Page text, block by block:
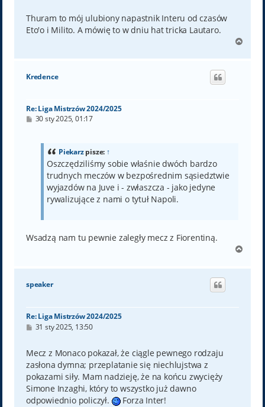
Thuram to mój ulubiony napastnik Interu od czasów
Eto'o i Milito. A mówię to w dniu hat tricka Lautaro.
g
Kredence
Re: Liga Mistrzów 2024/2025
P30 sty 2025, 01:17
Piekarzpisze: ↑
Oszczędziliśmy sobie właśnie dwóch bardzo
trudnych meczów w bezpośrednim sąsiedztwie
wyjazdów na Juve i - zwłaszcza - jako jedyne
rywalizujące z nami o tytuł Napoli.
Wsadzą nam tu pewnie zaległy mecz z Fiorentiną.
g
speaker
Re: Liga Mistrzów 2024/2025
P
t
31 sty 2025, 13:50
Mecz z Monaco pokazał, że ciągle pewnego rodzaju
zasłona dymna; przeplatanie się niechlujstwa z
pokazami siły. Mam nadzieję, że na końcu zwycięży
Simone Inzaghi, który to wszystko już dawno
odpowiednio policzył.
Forza Inter!